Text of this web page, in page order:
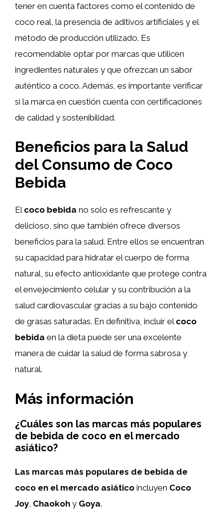
tener en cuenta factores como el contenido de
coco real, la presencia de aditivos artificiales y el
método de producción utilizado. Es
recomendable optar por marcas que utilicen
ingredientes naturales y que ofrezcan un sabor
auténtico a coco. Además, es importante verificar
si la marca en cuestión cuenta con certificaciones
de calidad y sostenibilidad.
Beneficios para la Salud
del Consumo de Coco
Bebida
El coco bebida no solo es refrescante y
delicioso, sino que también ofrece diversos
beneficios para la salud. Entre ellos se encuentran
su capacidad para hidratar el cuerpo de forma
natural, su efecto antioxidante que protege contra
el envejecimiento celular y su contribución a la
salud cardiovascular gracias a su bajo contenido
de grasas saturadas. En definitiva, incluir el coco
bebida en la dieta puede ser una excelente
manera de cuidar la salud de forma sabrosa y
natural.
Más información
¿Cuáles son las marcas más populares
de bebida de coco en el mercado
asiático?
Las marcas más populares de bebida de
coco en el mercado asiático incluyen Coco
Joy Chaokoh y Goya.